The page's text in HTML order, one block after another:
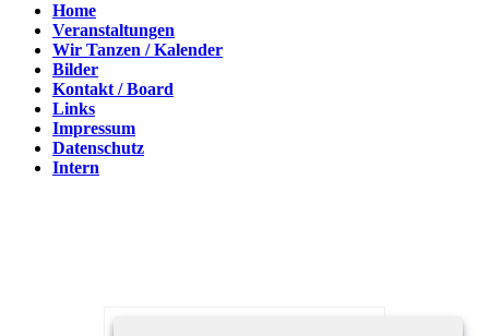
Home
Veranstaltungen
Wir Tanzen / Kalender
Bilder
Kontakt / Board
Links
Impressum
Datenschutz
Intern